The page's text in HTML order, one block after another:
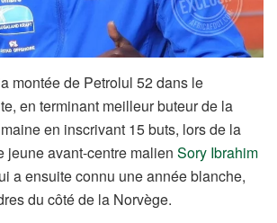
montée de Petrolul 52 dans le
en terminant meilleur buteur de la
en inscrivant 15 buts, lors de la
jeune avant-centre malien Sory Ibrahim
a ensuite connu une année blanche,
du côté de la Norvège.